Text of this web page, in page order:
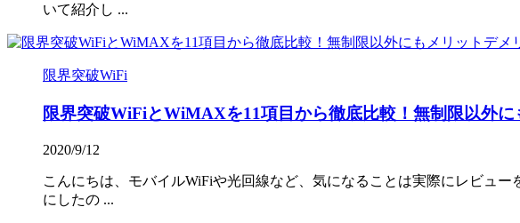
いて紹介し ...
限界突破WiFi
限界突破WiFiとWiMAXを11項目から徹底比較！無制限以外
2020/9/12
こんにちは、モバイルWiFiや光回線など、気になることは実際にレビュ
にしたの ...